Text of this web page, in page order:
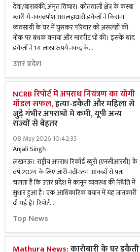
देवा/बाराबंकी, अमृत विचार। कोतवाली क्षेत्र के कस्बा
ग्वारी में नकाबपोश असलहाधारी डकैतों ने किराना
व्यवसायी के घर में घुसकर परिवार को असलहों की
नोक पर बंधक बनाया और मारपीट भी की। इसके बाद
डकैतों ने 14 लाख रुपये नकद के...
उत्तर प्रदेश
NCRB रिपोर्ट में अपराध नियंत्रण का योगी
मॉडल सफल,हत्या-डकैती और महिला से
जुड़े गंभीर अपराधों में कमी, यूपी अन्य
राज्यों से बेहतर
08 May 2026 10:42:35
Anjali Singh
लखनऊ। राष्ट्रीय अपराध रिकॉर्ड ब्यूरो (एनसीआरबी) के
वर्ष 2024 के लिए जारी नवीनतम आंकड़ों से पता
चलता है कि उत्तर प्रदेश में कानून व्यवस्था की स्थिति में
सुधार हुआ है। एक आधिकारिक बयान में यह जानकारी
दी गई है। रिपोर्ट...
Top News
Mathura News:कारोबारी के घर डकैती